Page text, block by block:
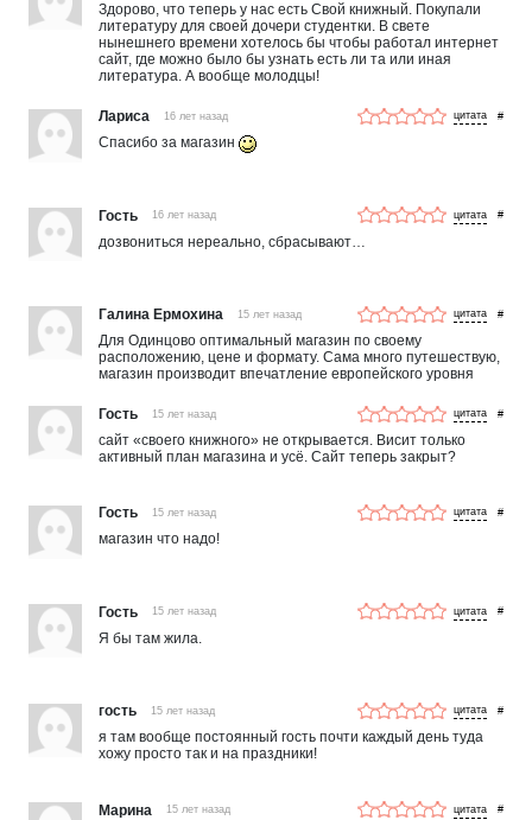
Здорово, что теперь у нас есть Свой книжный. Покупали
литературу для своей дочери студентки. В свете
нынешнего времени хотелось бы чтобы работал интернет
сайт, где можно было бы узнать есть ли та или иная
литература. А вообще молодцы!
Лариса 16 лет назад #
Спасибо за магазин
Гость 16 лет назад #
дозвониться нереально, сбрасывают…
Галина Ермохина 15 лет назад #
Для Одинцово оптимальный магазин по своему
расположению, цене и формату. Сама много путешествую,
магазин производит впечатление европейского уровня
Гость 15 лет назад #
сайт «своего книжного» не открывается. Висит только
активный план магазина и усё. Сайт теперь закрыт?
Гость 15 лет назад #
магазин что надо!
Гость 15 лет назад #
Я бы там жила.
гость 15 лет назад #
я там вообще постоянный гость почти каждый день туда
хожу просто так и на праздники!
Марина 15 лет назад #